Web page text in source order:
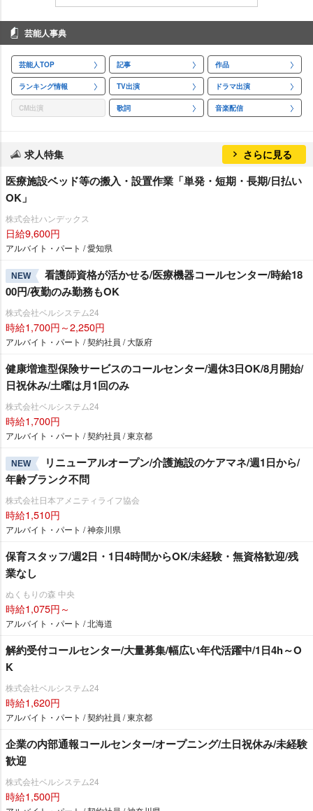
芸能人事典
芸能人TOP 記事 作品
ランキング情報 TV出演 ドラマ出演
CM出演 歌詞 音楽配信
求人特集 さらに見る
医療施設ベッド等の搬入・設置作業「単発・短期・長期/日払い
OK」
株式会社ハンデックス
日給9,600円
アルバイト・パート / 愛知県
NEW
看護師資格が活かせる/医療機器コールセンター/時給18
00円/夜勤のみ勤務もOK
株式会社ベルシステム24
時給1,700円～2,250円
アルバイト・パート / 契約社員 / 大阪府
健康増進型保険サービスのコールセンター/週休3日OK/8月開始/
日祝休み/土曜は月1回のみ
株式会社ベルシステム24
時給1,700円
アルバイト・パート / 契約社員 / 東京都
NEW
リニューアルオープン/介護施設のケアマネ/週1日から/
年齢ブランク不問
株式会社日本アメニティライフ協会
時給1,510円
アルバイト・パート / 神奈川県
保育スタッフ/週2日・1日4時間からOK/未経験・無資格歓迎/残
業なし
ぬくもりの森 中央
時給1,075円～
アルバイト・パート / 北海道
解約受付コールセンター/大量募集/幅広い年代活躍中/1日4h～O
K
株式会社ベルシステム24
時給1,620円
アルバイト・パート / 契約社員 / 東京都
企業の内部通報コールセンター/オープニング/土日祝休み/未経験
歓迎
株式会社ベルシステム24
時給1,500円